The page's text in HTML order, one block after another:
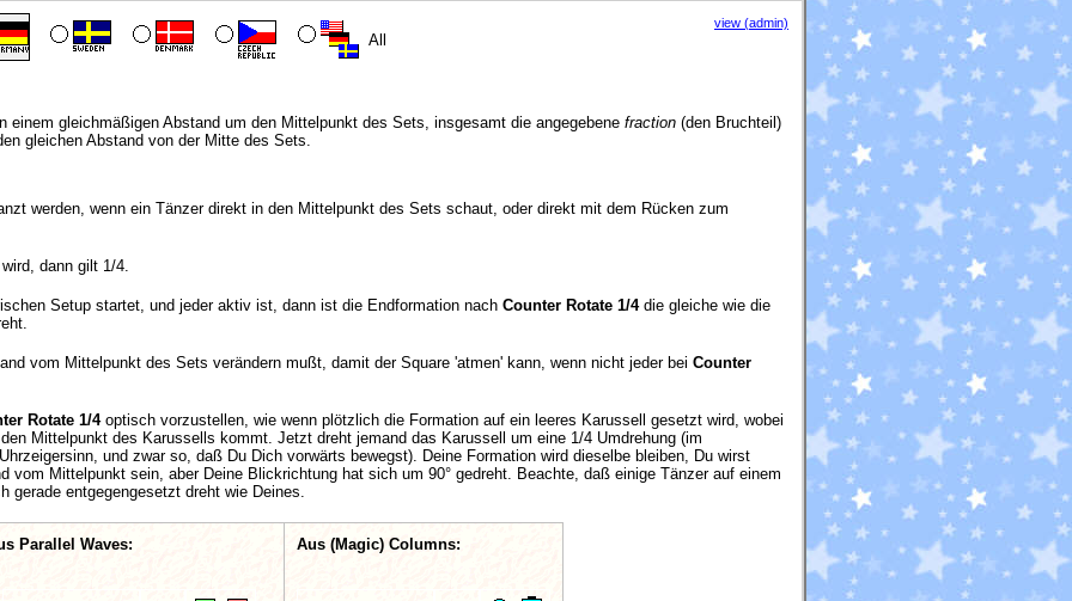
All
view (admin)
einem gleichmäßigen Abstand um den Mittelpunkt des Sets, insgesamt die angegebene fraction (den Bruchteil)
gleichen Abstand von der Mitte des Sets.
werden, wenn ein Tänzer direkt in den Mittelpunkt des Sets schaut, oder direkt mit dem Rücken zum
dann gilt 1/4.
Setup startet, und jeder aktiv ist, dann ist die Endformation nach Counter Rotate 1/4die gleiche wie die
vom Mittelpunkt des Sets verändern mußt, damit der Square 'atmen' kann, wenn nicht jeder bei Counter
Rotate 1/4optisch vorzustellen, wie wenn plötzlich die Formation auf ein leeres Karussell gesetzt wird, wobei
Mittelpunkt des Karussells kommt. Jetzt dreht jemand das Karussell um eine 1/4 Umdrehung (im
und zwar so, daß Du Dich vorwärts bewegst). Deine Formation wird dieselbe bleiben, Du wirst
vom Mittelpunkt sein, aber Deine Blickrichtung hat sich um 90° gedreht. Beachte, daß einige Tänzer auf einem
gerade entgegengesetzt dreht wie Deines.
Parallel Waves: Aus (Magic) Columns: